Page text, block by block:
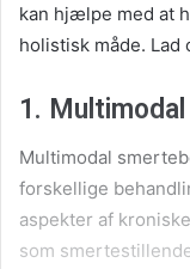
kan hjælpe med at
holistisk måde.
1.
Multimodal
forskellige
aspekter af
som